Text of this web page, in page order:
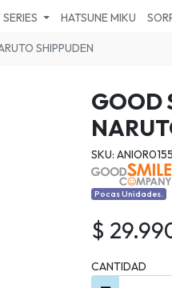
HATSUNE MIKU
SHIPPUDEN
GOOD
SKU: ANIOR0155
Pocas Unidades.
$
CANTIDAD